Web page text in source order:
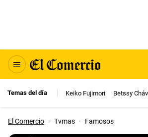
Temas del día Keiko Fujimori Betssy
El Comercio · Tvmas · Famosos